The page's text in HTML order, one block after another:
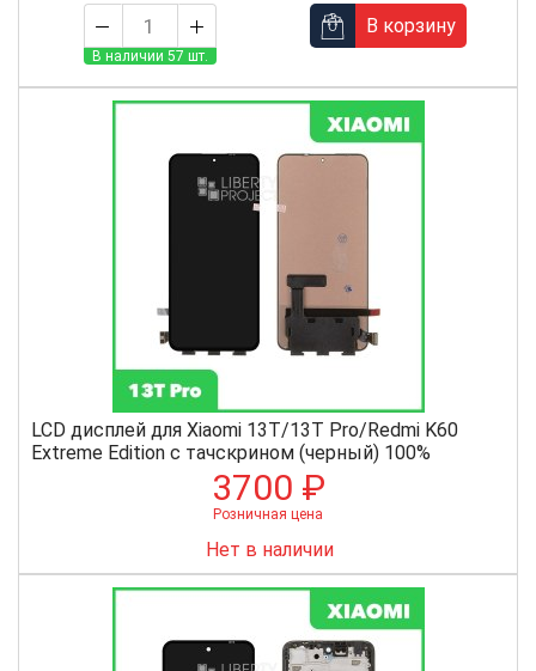
В наличии 57 шт.
В корзину
LCD дисплей для Xiaomi 13T/13T Pro/Redmi K60
Extreme Edition с тачскрином (черный) 100%
3700 ₽
Розничная цена
Нет в наличии